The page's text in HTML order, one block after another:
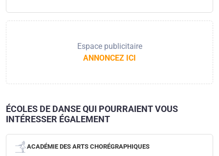
Espace publicitaire
ANNONCEZ ICI
ÉCOLES DE DANSE QUI POURRAIENT VOUS
INTÉRESSER ÉGALEMENT
ACADÉMIE DES ARTS CHORÉGRAPHIQUES